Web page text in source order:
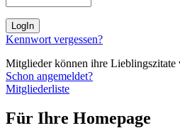
Kennwort vergessen?
Mitglieder können ihre
Schon angemeldet?
Mitgliederliste
Für Ihre Homepage